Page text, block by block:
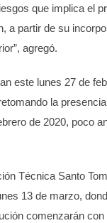
que implica el
a partir de su
agregó.
este lunes 27 de
la
de 2020, poco
Técnica Santo
13 de marzo,
comenzarán con